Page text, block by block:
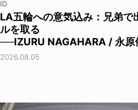
ID
LA五輪への意気込み：兄弟で
ルを取る
──IZURU NAGAHARA / 永原
2026.08.05